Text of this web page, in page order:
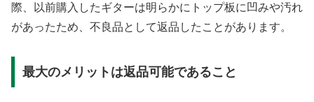
際、以前購入したギターは明らかにトップ板に凹みや汚れ
があったため、不良品として返品したことがあります。
最大のメリットは返品可能であること